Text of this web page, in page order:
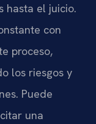
hasta el juicio.
con
proceso,
los riesgos y
Puede
una